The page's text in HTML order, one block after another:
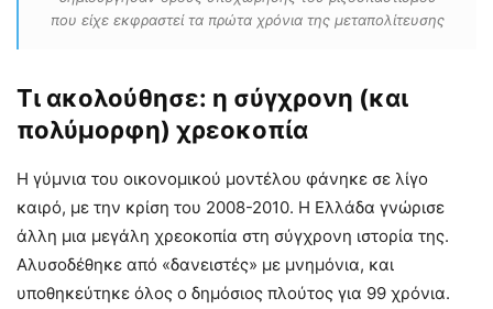
που είχε εκφραστεί τα πρώτα χρόνια της μεταπολίτευσης
Τι ακολούθησε: η σύγχρονη (και
πολύμορφη) χρεοκοπία
Η γύμνια του οικονομικού μοντέλου φάνηκε σε λίγο
καιρό, με την κρίση του 2008-2010. Η Ελλάδα γνώρισε
άλλη μια μεγάλη χρεοκοπία στη σύγχρονη ιστορία της.
Αλυσοδέθηκε από «δανειστές» με μνημόνια, και
υποθηκεύτηκε όλος ο δημόσιος πλούτος για 99 χρόνια.